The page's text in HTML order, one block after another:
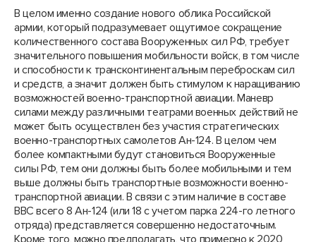
В целом именно создание нового облика Российской
армии, который подразумевает ощутимое сокращение
количественного состава Вооруженных сил РФ, требует
значительного повышения мобильности войск, в том числе
и способности к трансконтинентальным переброскам сил
и средств, а значит должен быть стимулом к наращиванию
возможностей военно-транспортной авиации. Маневр
силами между различными театрами военных действий не
может быть осуществлен без участия стратегических
военно-транспортных самолетов Ан-124. В целом чем
более компактными будут становиться Вооруженные
силы РФ, тем они должны быть более мобильными и тем
выше должны быть транспортные возможности военно-
транспортной авиации. В связи с этим наличие в составе
ВВС всего 8 Ан-124 (или 18 с учетом парка 224-го летного
отряда) представляется совершенно недостаточным.
Кроме того, можно предполагать, что примерно к 2020